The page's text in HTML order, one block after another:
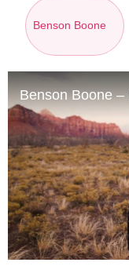
Benson Boone
Benson Boone